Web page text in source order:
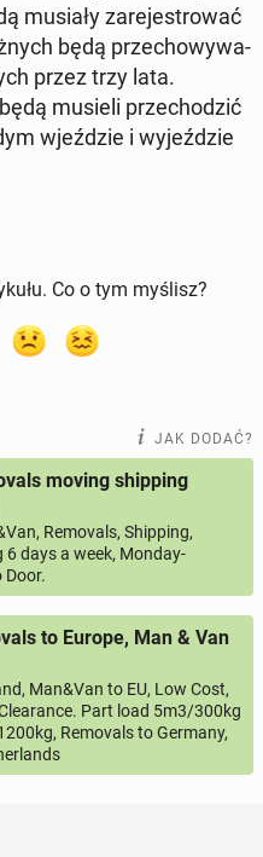
musiały za­re­je­stro­wać
będą prze­cho­wy­wa­
przez trzy lata.
musieli prze­cho­dzić
wjeź­dzie i wy­jeź­dzie
Co o tym myślisz?
JAK DODAĆ?
moving shipping
Removals, Shipping,
days a week, Monday-
Door.
to Europe, Man & Van
Man&Van to EU, Low Cost,
Part load 5m3/300kg
Removals to Germany,